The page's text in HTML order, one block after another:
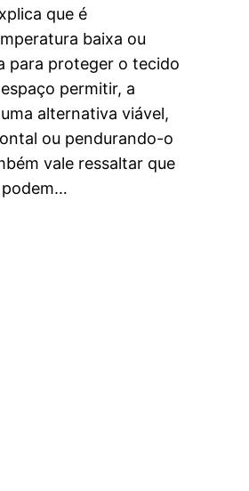
que é
baixa ou
para proteger o tecido
permitir, a
alternativa viável,
ou pendurando-o
vale ressaltar que
podem…